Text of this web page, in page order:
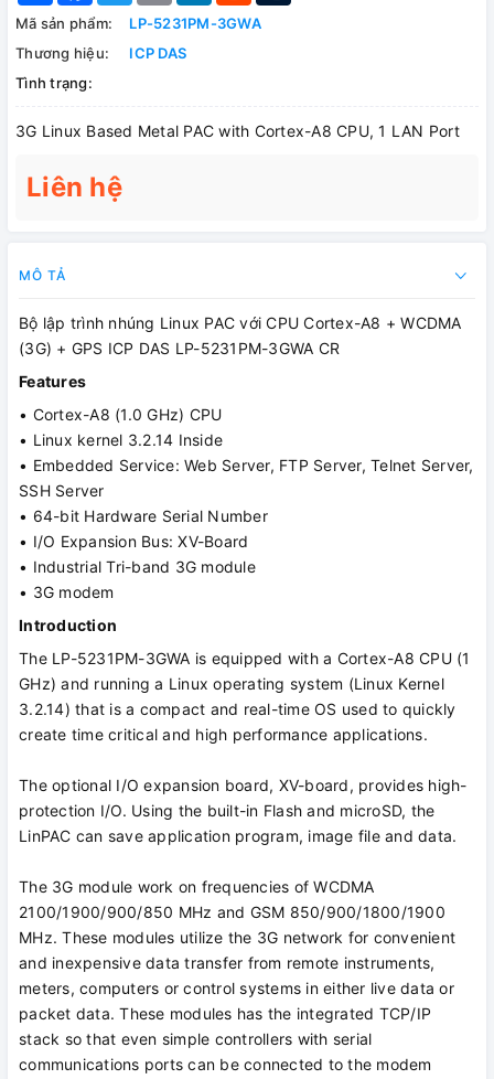
Mã sản phẩm:
LP-5231PM-3GWA
Thương hiệu:
ICP DAS
Tình trạng:
3G Linux Based Metal PAC with Cortex-A8 CPU, 1 LAN Port
Liên hệ
MÔ TẢ
Bộ lập trình nhúng Linux PAC với CPU Cortex-A8 + WCDMA
(3G) + GPS ICP DAS LP-5231PM-3GWA CR
Features
• Cortex-A8 (1.0 GHz) CPU
• Linux kernel 3.2.14 Inside
• Embedded Service: Web Server, FTP Server, Telnet Server,
SSH Server
• 64-bit Hardware Serial Number
• I/O Expansion Bus: XV-Board
• Industrial Tri-band 3G module
• 3G modem
Introduction
The LP-5231PM-3GWA is equipped with a Cortex-A8 CPU (1
GHz) and running a Linux operating system (Linux Kernel
3.2.14) that is a compact and real-time OS used to quickly
create time critical and high performance applications.
The optional I/O expansion board, XV-board, provides high-
protection I/O. Using the built-in Flash and microSD, the
LinPAC can save application program, image file and data.
The 3G module work on frequencies of WCDMA
2100/1900/900/850 MHz and GSM 850/900/1800/1900
MHz. These modules utilize the 3G network for convenient
and inexpensive data transfer from remote instruments,
meters, computers or control systems in either live data or
packet data. These modules has the integrated TCP/IP
stack so that even simple controllers with serial
communications ports can be connected to the modem